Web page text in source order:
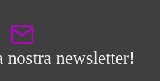
newsletter!